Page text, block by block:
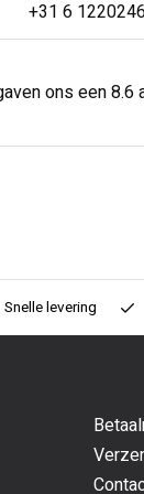
+31 6
ons een 8.6
Snelle levering